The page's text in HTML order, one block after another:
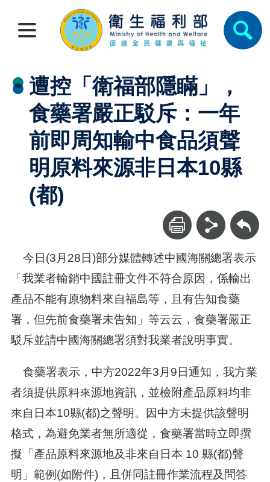
遭控「衛福部隱瞞」，
食藥署嚴正駁斥：一年
前即周知輸中食品須聲
明原料來源非日本10縣
(都)
回上一頁
今日(3月28日)部分媒體轉述中國海關總署表示
「我業者輸銷中國註冊文件不符合原因，係輸出
產品不能有原物料來自福島等，且有告知食藥
署，但先前食藥署未告知」等云云，食藥署嚴正
駁斥並請中國海關總署須對我業者說明事實。
食藥署表示，中方2022年3月9日通知，我方業
者須提供原料來源地資訊，並檢附產品原料均非
來自日本10縣(都)之聲明。因中方未提供該聲明
格式，為避免業者無所適從，食藥署當時立即撰
擬「產品原料來源地及非來自日本 10 縣(都)聲
明」範例(如附件)，且併同註冊作業流程及問答